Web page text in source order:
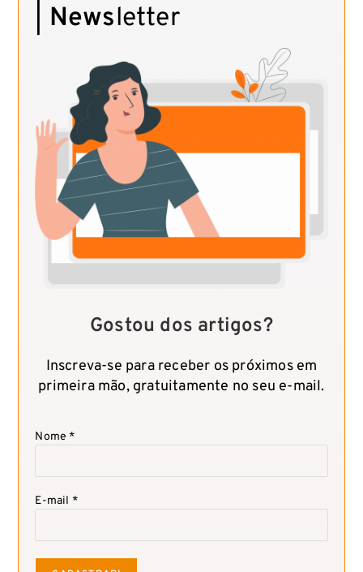
Newsletter
Gostou dos artigos?
Inscreva-se para receber os próximos em
primeira mão, gratuitamente no seu e-mail.
Nome *
E-mail *